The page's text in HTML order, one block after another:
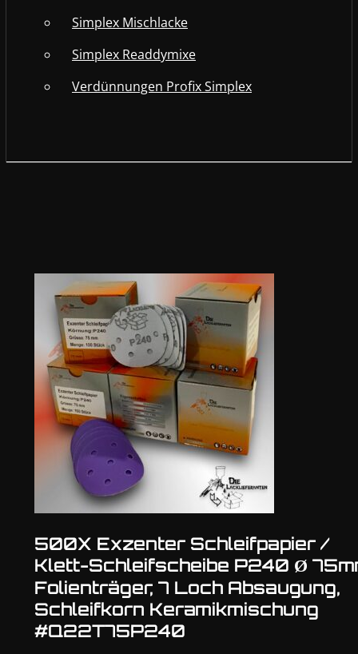
Simplex Mischlacke
Simplex Readdymixe
Verdünnungen Profix Simplex
500X Exzenter Schleifpapier /
Klett-Schleifscheibe P240 Ø
Folienträger, 7 Loch Absaugung,
Schleifkorn Keramikmischung
#Q22T75P240